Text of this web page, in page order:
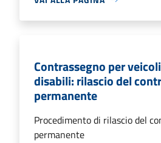
Contrassegno per
disabili: rilascio del
permanente
Procedimento di rilascio del
permanente